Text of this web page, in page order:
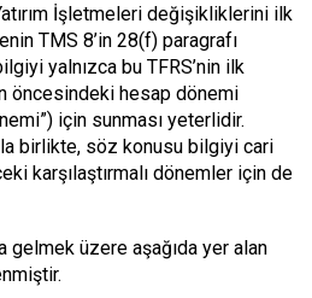
İşletmeleri değişikliklerini ilk
TMS 8’in 28(f) paragrafı
yalnızca bu TFRS’nin ilk
öncesindeki hesap dönemi
için sunması yeterlidir.
birlikte, söz konusu bilgiyi cari
karşılaştırmalı dönemler için de
gelmek üzere aşağıda yer alan